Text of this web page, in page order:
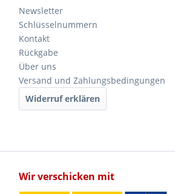
Newsletter
Schlüsselnummern
Kontakt
Rückgabe
Über uns
Versand und Zahlungsbedingungen
Widerruf erklären
Wir verschicken mit